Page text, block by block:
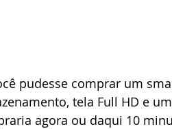
pudesse comprar um
tela Full HD e
agora ou daqui 10